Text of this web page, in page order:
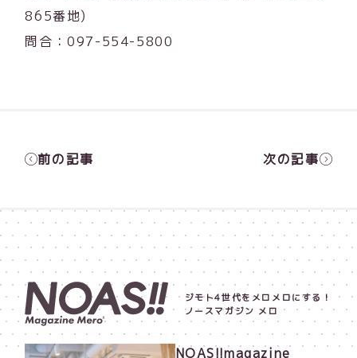
865番地)
問合：097-554-5800
前の記事 次の記事
ジモト4世代をメロメロにする！
ノースマガジン メロ
NOAS!!magazine